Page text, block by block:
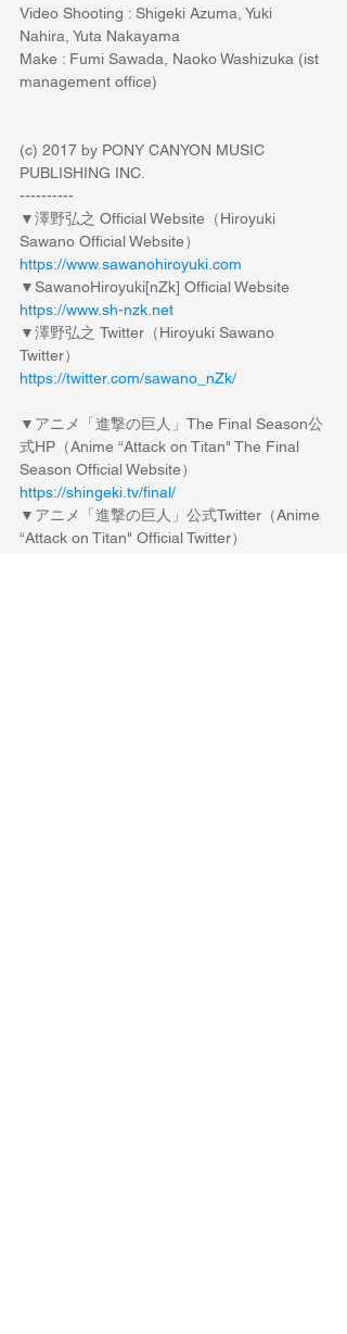
Video Shooting : Shigeki Azuma, Yuki
Nahira, Yuta Nakayama
Make : Fumi Sawada, Naoko Washizuka (ist
management office)
(c) 2017 by PONY CANYON MUSIC
PUBLISHING INC.
----------
▼澤野弘之 Official Website（Hiroyuki
Sawano Official Website）
https://www.sawanohiroyuki.com
▼SawanoHiroyuki[nZk] Official Website
https://www.sh-nzk.net
▼澤野弘之 Twitter（Hiroyuki Sawano
Twitter）
https://twitter.com/sawano_nZk/
▼アニメ「進撃の巨人」The Final Season公
式HP（Anime “Attack on Titan" The Final
Season Official Website）
https://shingeki.tv/final/
▼アニメ「進撃の巨人」公式Twitter（Anime
“Attack on Titan" Official Twitter）